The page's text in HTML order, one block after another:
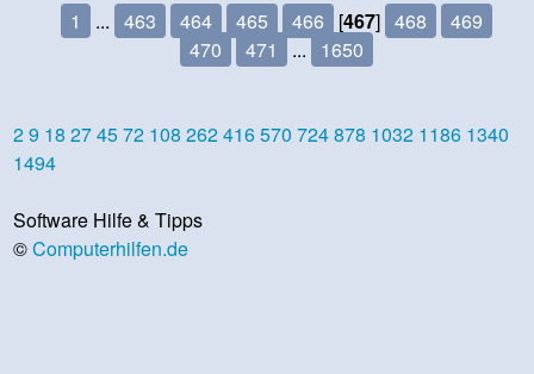
1 ... 463 464 465 466 [467] 468
469
470
471 ... 1650
29 18 274572 108 262416570 724878 1032 1186 1340
1494
Software Hilfe & Tipps
©Computerhilfen.de